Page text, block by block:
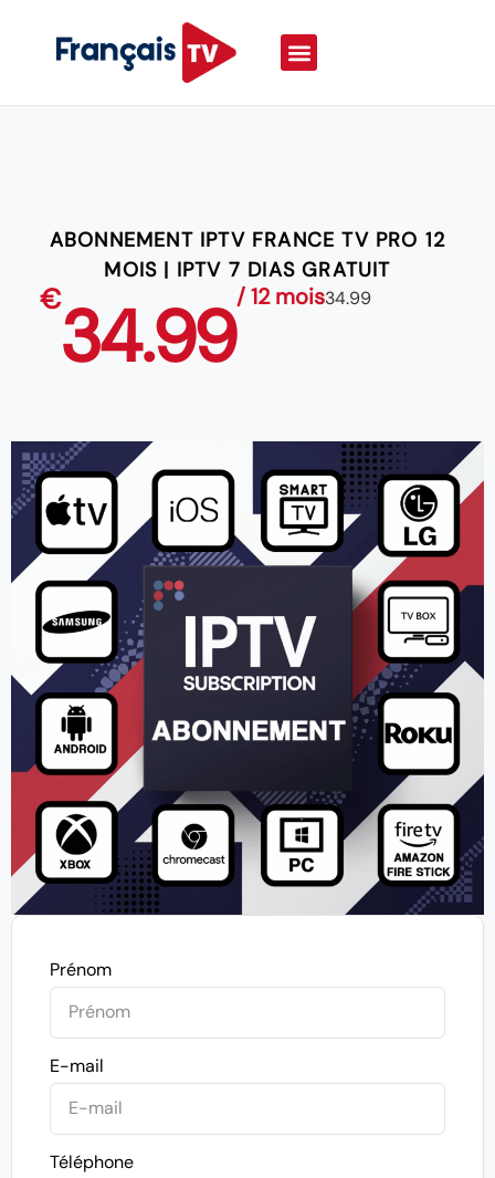
ABONNEMENT IPTV FRANCE TV PRO 12
MOIS | IPTV 7 DIAS GRATUIT
€34.99/ 12 mois34.99
Prénom
E-mail
Téléphone